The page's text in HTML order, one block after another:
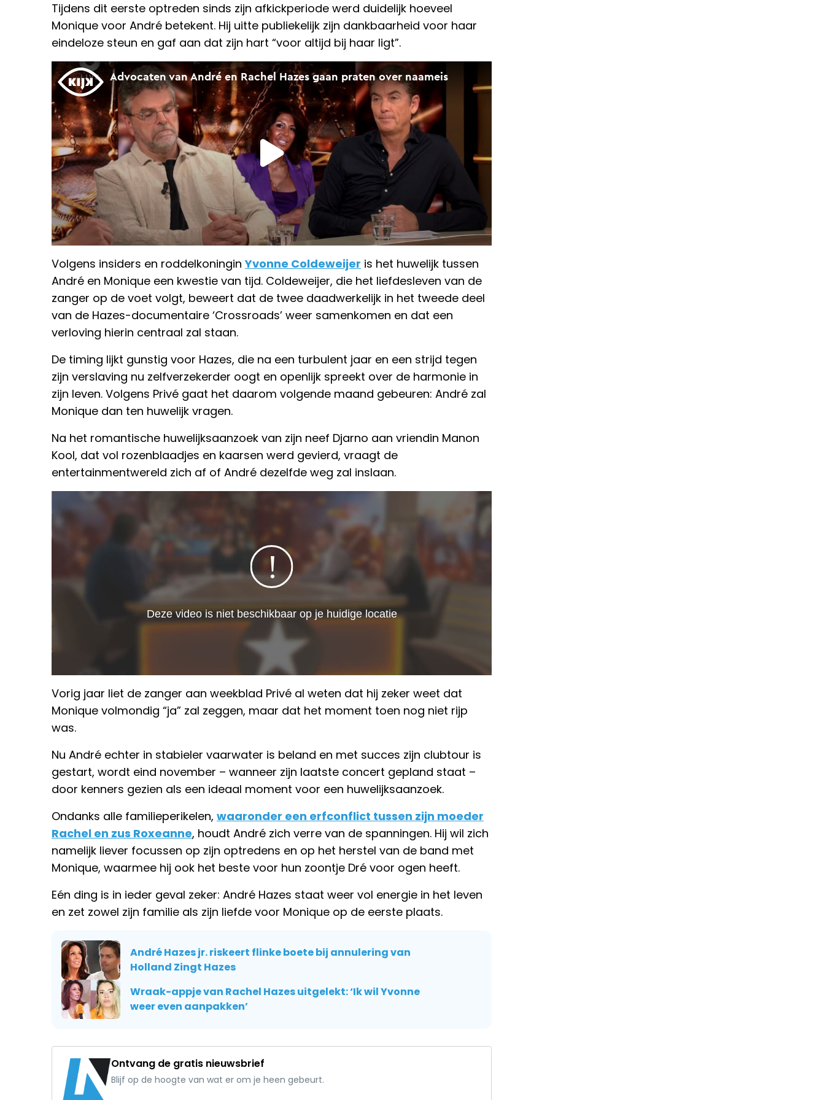
Tijdens dit eerste optreden sinds zijn afkickperiode werd duidelijk hoeveel
Monique voor André betekent. Hij uitte publiekelijk zijn dankbaarheid voor haar
eindeloze steun en gaf aan dat zijn hart “voor altijd bij haar ligt”.
Volgens insiders en roddelkoninginYvonne Coldeweijer is het huwelijk tussen
André en Monique een kwestie van tijd. Coldeweijer, die het liefdesleven van de
zanger op de voet volgt, beweert dat de twee daadwerkelijk in het tweede deel
van de Hazes-documentaire ‘Crossroads’ weer samenkomen en dat een
verloving hierin centraal zal staan.
De timing lijkt gunstig voor Hazes, die na een turbulent jaar en een strijd tegen
zijn verslaving nu zelfverzekerder oogt en openlijk spreekt over de harmonie in
zijn leven. Volgens Privé gaat het daarom volgende maand gebeuren: André zal
Monique dan ten huwelijk vragen.
Na het romantische huwelijksaanzoek van zijn neef Djarno aan vriendin Manon
Kool, dat vol rozenblaadjes en kaarsen werd gevierd, vraagt de
entertainmentwereld zich af of André dezelfde weg zal inslaan.
Vorig jaar liet de zanger aan weekblad Privé al weten dat hij zeker weet dat
Monique volmondig “ja” zal zeggen, maar dat het moment toen nog niet rijp
was.
Nu André echter in stabieler vaarwater is beland en met succes zijn clubtour is
gestart, wordt eind november – wanneer zijn laatste concert gepland staat –
door kenners gezien als een ideaal moment voor een huwelijksaanzoek.
Ondanks alle familieperikelen, waaronder een erfconflict tussen zijn moeder
Rachel en zus Roxeanne, houdt André zich verre van de spanningen. Hij wil zich
namelijk liever focussen op zijn optredens en op het herstel van de band met
Monique, waarmee hij ook het beste voor hun zoontje Dré voor ogen heeft.
Eén ding is in ieder geval zeker: André Hazes staat weer vol energie in het leven
en zet zowel zijn familie als zijn liefde voor Monique op de eerste plaats.
André Hazes jr. riskeert flinke boete bij annulering van
Holland Zingt Hazes
Wraak-appje van Rachel Hazes uitgelekt: ‘Ik wil Yvonne
weer even aanpakken’
Ontvang de gratis nieuwsbrief
Blijf op de hoogte van wat er om je heen gebeurt.